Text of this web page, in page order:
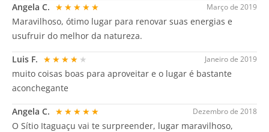
Março de 2019
Angela C. ★★★★★
Maravilhoso, ótimo lugar para renovar suas energias e
usufruir do melhor da natureza.
Janeiro de 2019
Luis F. ★★★★★
muito coisas boas para aproveitar e o lugar é bastante
aconchegante
Dezembro de 2018
Angela C. ★★★★★
O Sítio Itaguaçu vai te surpreender, lugar maravilhoso,